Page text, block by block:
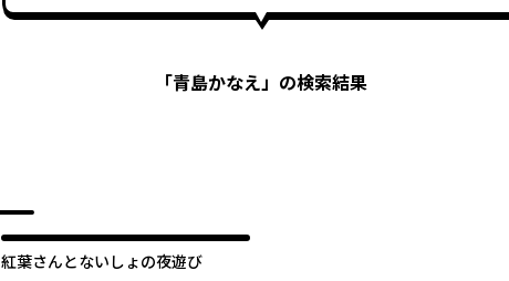
「青島かなえ」の検索結果
紅葉さんとないしょの夜遊び